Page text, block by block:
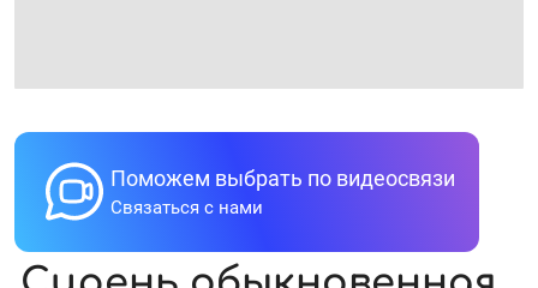
Поможем выбрать по видеосвязи
Связаться с нами